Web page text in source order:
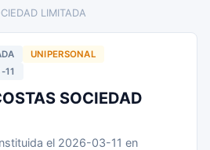
LIMITADA
UNIPERSONAL
11
SOCIEDAD
el 2026-03-11 en